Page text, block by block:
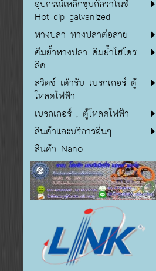
อุปกรณ์เหล็กชุบกัลวาไนซ์
Hot dip galvanized
หางปลา หางปลาต่อสาย
คีมย้ำหางปลา คีมย้ำไฮโดร
ลิค
สวิตซ์ เต้ารับ เบรกเกอร์ ตู้
โหลดไฟฟ้า
เบรกเกอร์ , ตู้โหลดไฟฟ้า
สินค้าและบริการอื่นๆ
สินค้า Nano